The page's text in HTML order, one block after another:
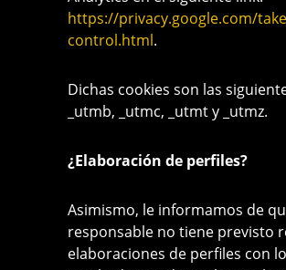
https://privacy.google.com/
control.html.
Dichas cookies son las
_utmb, _utmc, _utmt y _utmz.
¿Elaboración de perfiles?
Asimismo, le informamos de
responsable no tiene previsto
elaboraciones de perfiles con